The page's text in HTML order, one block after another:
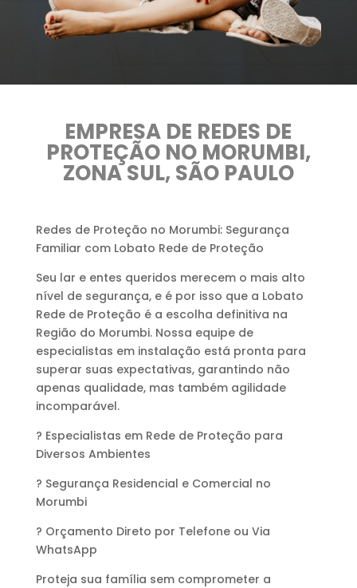
EMPRESA DE REDES DE
PROTEÇÃO NO MORUMBI,
ZONA SUL, SÃO PAULO
Redes de Proteção no Morumbi: Segurança
Familiar com Lobato Rede de Proteção
Seu lar e entes queridos merecem o mais alto
nível de segurança, e é por isso que a Lobato
Rede de Proteção é a escolha definitiva na
Região do Morumbi. Nossa equipe de
especialistas em instalação está pronta para
superar suas expectativas, garantindo não
apenas qualidade, mas também agilidade
incomparável.
? Especialistas em Rede de Proteção para
Diversos Ambientes
? Segurança Residencial e Comercial no
Morumbi
? Orçamento Direto por Telefone ou Via
WhatsApp
Proteja sua família sem comprometer a